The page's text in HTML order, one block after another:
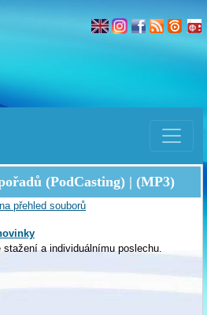
(PodCasting) | (MP3)
přehled souborů
a individuálnímu poslechu.